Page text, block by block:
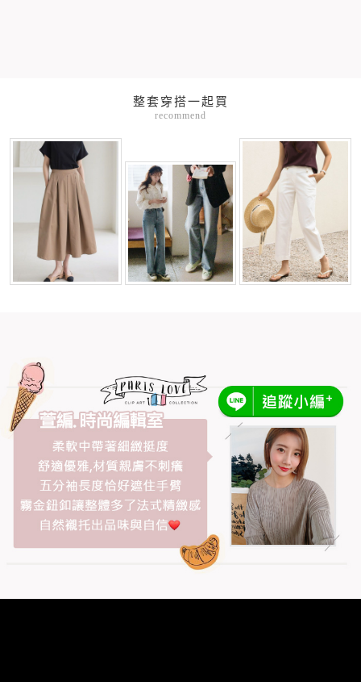
整套穿搭一起買
recommend